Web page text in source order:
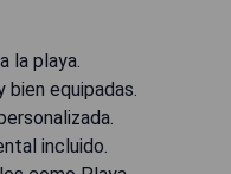
la playa.
equipadas.
incluido.